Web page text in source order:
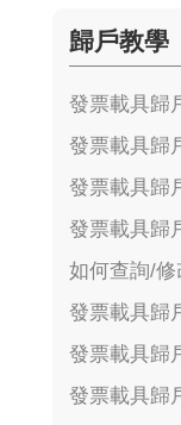
歸戶教學
發票載具歸
發票載具歸
發票載具歸
發票載具歸
如何查詢/
發票載具歸
發票載具歸
發票載具歸